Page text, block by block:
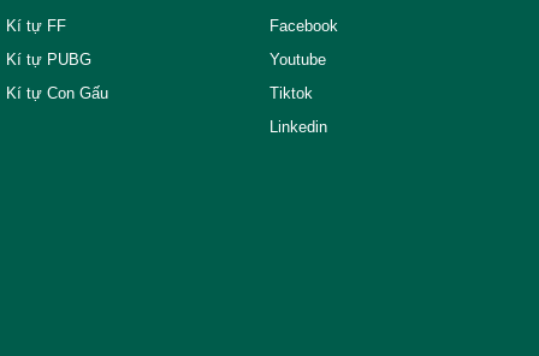
Kí tự FF
Kí tự PUBG
Kí tự Con Gấu
Facebook
Youtube
Tiktok
Linkedin